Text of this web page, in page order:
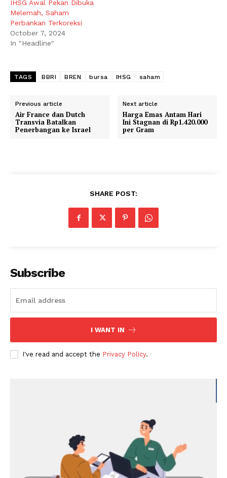
IHSG Awal Pekan Dibuka
Melemah, Saham
Perbankan Terkoreksi
October 7, 2024
In "Headline"
TAGS BBRI BREN bursa IHSG saham
Previous article
Air France dan Dutch
Transvia Batalkan
Penerbangan ke Israel
Next article
Harga Emas Antam Hari
Ini Stagnan di Rp1.420.000
per Gram
SHARE POST:
Subscribe
I WANT IN
I've read and accept the Privacy Policy.